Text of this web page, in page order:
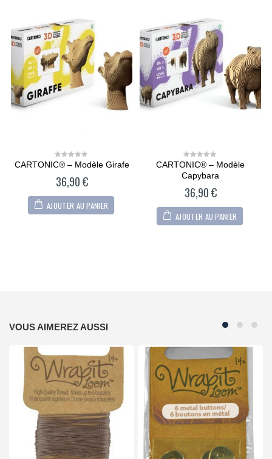
0
of
5
CARTONIC® – Modèle Girafe
36,90€
AJOUTER AU PANIER
0
out
of
CARTONIC® – Modèle
Capybara
36,90€
AJOUTER AU PANIER
VOUS AIMEREZ AUSSI